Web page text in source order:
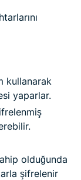
kullanarak
yaparlar.
olduğunda
şifrelenir